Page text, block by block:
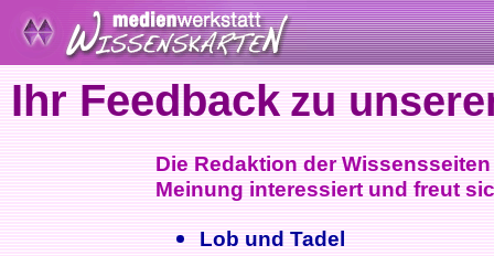
Ihr Feedback zu
Die Redaktion der
Meinung interessiert und freut
Lob und Tadel